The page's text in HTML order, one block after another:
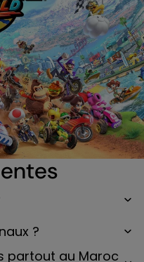
?
partout au Maroc